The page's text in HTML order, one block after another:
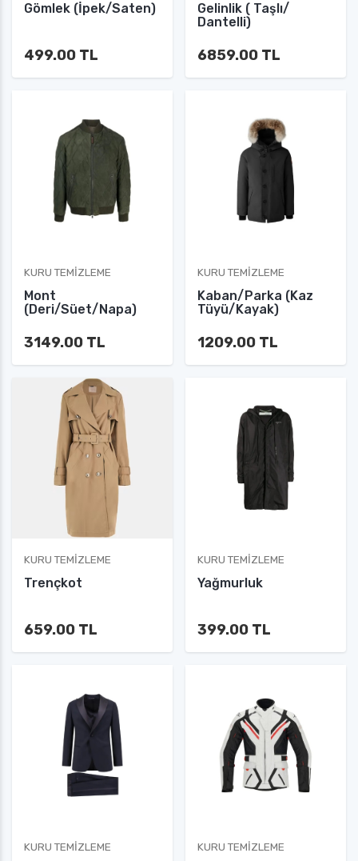
Gömlek (İpek/Saten)
499.00 TL
Gelinlik ( Taşlı/
Dantelli)
6859.00 TL
KURU TEMIZLEME
Mont
(Deri/Süet/Napa)
3149.00 TL
KURU TEMIZLEME
Kaban/Parka (Kaz
Tüyü/Kayak)
1209.00 TL
KURU TEMIZLEME
Trençkot
659.00 TL
KURU TEMIZLEME
Yağmurluk
399.00 TL
KURU TEMIZLEME KURU TEMIZLEME